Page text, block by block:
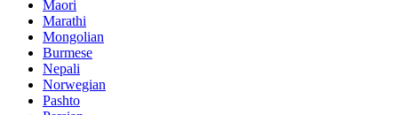
Maori
Marathi
Mongolian
Burmese
Nepali
Norwegian
Pashto